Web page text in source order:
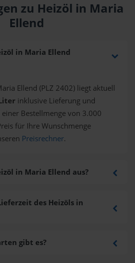
zu Heizöl in Maria
Ellend
in Maria Ellend
Ellend (PLZ 2402) liegt aktuell
inklusive Lieferung und
Bestellmenge von 3.000
für Ihre Wunschmenge
Preisrechner.
in Maria Ellend aus?
des Heizöls in
gibt es?